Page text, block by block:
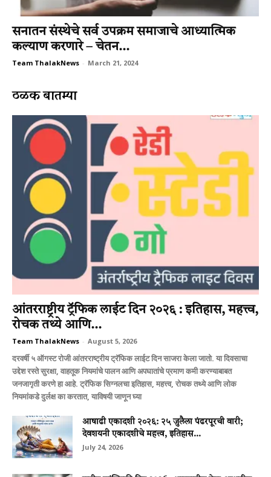
सनातन संस्‍थेचे सर्व उपक्रम समाजाचे आध्‍यात्‍मिक
कल्‍याण करणारे – चेतन...
Team ThalakNews - March 21, 2024
ठळक बातम्या
आंतरराष्ट्रीय ट्रॅफिक लाईट दिन २०२६ : इतिहास, महत्त्व,
रोचक तथ्ये आणि...
Team ThalakNews - August 5, 2026
दरवर्षी ५ ऑगस्ट रोजी आंतरराष्ट्रीय ट्रॅफिक लाईट दिन साजरा केला जातो. या दिवसाचा
उद्देश रस्ते सुरक्षा, वाहतूक नियमांचे पालन आणि अपघातांचे प्रमाण कमी करण्याबाबत
जनजागृती करणे हा आहे. ट्रॅफिक सिग्नलचा इतिहास, महत्त्व, रोचक तथ्ये आणि लोक
नियमांकडे दुर्लक्ष का करतात, याविषयी जाणून घ्या
आषाढी एकादशी २०२६: २५ जुलैला पंढरपूरची वारी;
देवशयनी एकादशीचे महत्त्व, इतिहास...
July 24, 2026